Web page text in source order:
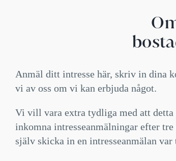
Anmäl ditt intresse här, skriv in dina
vi av oss om vi kan erbjuda något.
Vi vill vara extra tydliga med att detta
inkomna intresseanmälningar efter
själv skicka in en intresseanmälan var